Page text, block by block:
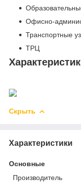
Офисно-
Транспортные
ТРЦ
Скрыть
Характеристики
Основные
Производитель